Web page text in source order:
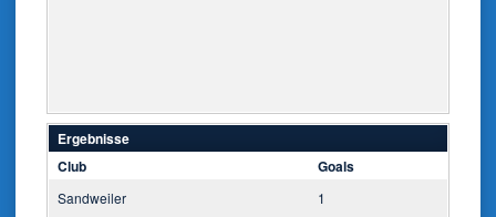
Ergebnisse
Club
Goals
Sandweiler 1